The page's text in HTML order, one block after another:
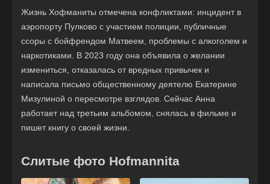
Жизнь Хофманиты отмечена конфликтами: инцидент в
аэропорту Пулково с участием полиции, публичные
ссоры с бойфрендом Матвеем, проблемы с алкоголем и
наркотиками. В 2023 году она объявила о желании
измениться, отказалась от вредных привычек и
написала письмо общественному деятелю Екатерине
Мизулиной о пересмотре взглядов. Сейчас Анна
работает над третьим альбомом, снялась в фильме и
пишет книгу о своей жизни.
Слитые фото Hofmannita